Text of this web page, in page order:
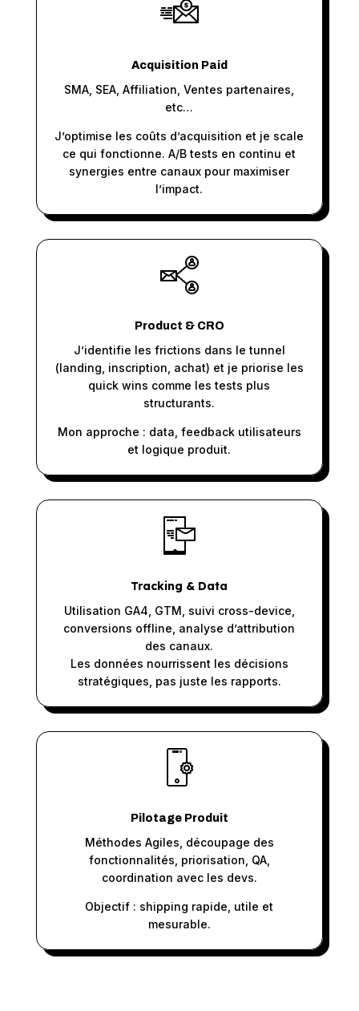
Acquisition Paid
SMA, SEA, Affiliation, Ventes partenaires,
etc…
J’optimise les coûts d’acquisition et je scale
ce qui fonctionne. A/B tests en continu et
synergies entre canaux pour maximiser
l’impact.
Product & CRO
J’identifie les frictions dans le tunnel
(landing, inscription, achat) et je priorise les
quick wins comme les tests plus
structurants.
Mon approche : data, feedback utilisateurs
et logique produit.
Tracking & Data
Utilisation GA4, GTM, suivi cross-device,
conversions offline, analyse d’attribution
des canaux.
Les données nourrissent les décisions
stratégiques, pas juste les rapports.
Pilotage Produit
Méthodes Agiles, découpage des
fonctionnalités, priorisation, QA,
coordination avec les devs.
Objectif : shipping rapide, utile et
mesurable.